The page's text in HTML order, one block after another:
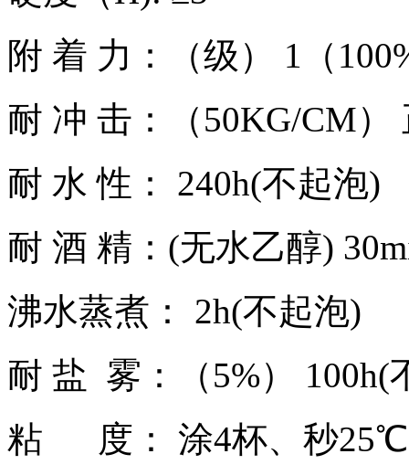
附 着 力：（级） 1（
耐 冲 击：（50KG/CM）
耐 水 性： 240h(不起泡)
耐 酒 精：(无水乙醇)
沸水蒸煮： 2h(不起泡)
耐 盐 雾：（5%） 100h(
粘 度： 涂4杯、秒25℃